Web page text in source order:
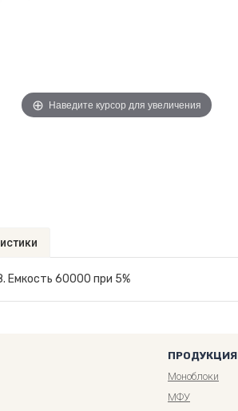
Наведите курсор для увеличения
Емкость 60000 при 5%
ПРОДУКЦИЯ
Моноблоки
МФУ